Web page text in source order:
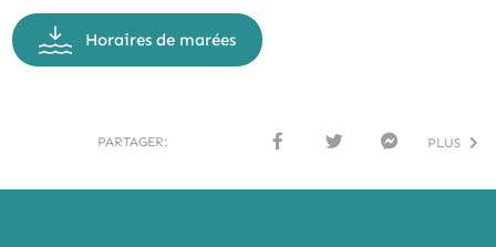
Horaires de marées
PARTAGER:
PLUS